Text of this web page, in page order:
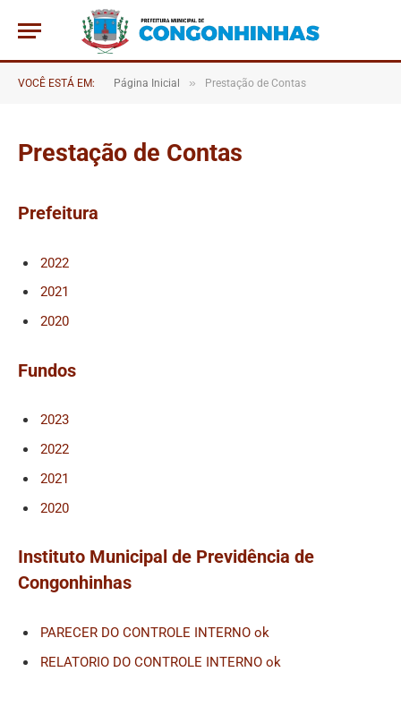
VOCÊ ESTÁ EM: Página Inicial » Prestação de Contas
Prestação de Contas
Prefeitura
2022
2021
2020
Fundos
2023
2022
2021
2020
Instituto Municipal de Previdência de
Congonhinhas
PARECER DO CONTROLE INTERNO ok
RELATORIO DO CONTROLE INTERNO ok